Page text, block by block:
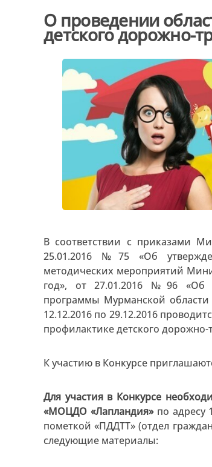
О проведении
детского дорожно-
В соответствии с приказами
25.01.2016 №75 «Об
методических мероприятий
год», от 27.01.2016 №96 «Об
программы Мурманской области
12.12.2016 по 29.12.2016
профилактике детского
К участию в Конкурсе
Для участия в Конкурсе
«МОЦДО «Лапландия»по адресу
пометкой «ПДДТТ» (отдел
следующие материалы: